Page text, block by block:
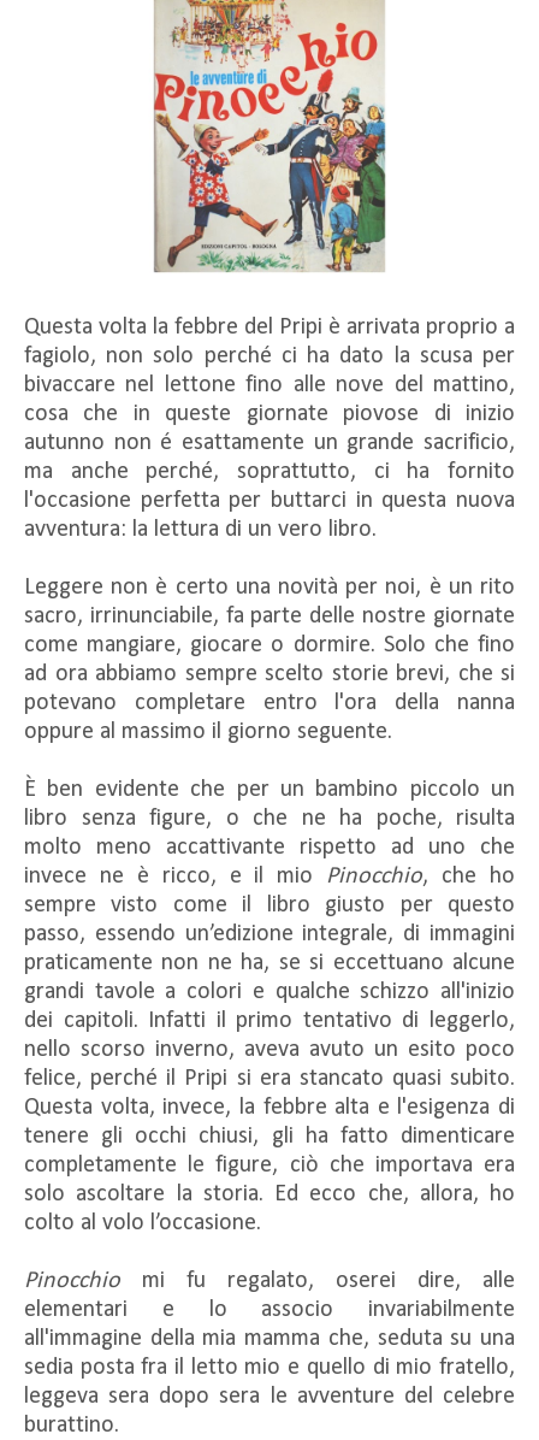
Questa volta la febbre del Pripi è arrivata proprio a
fagiolo, non solo perché ci ha dato la scusa per
bivaccare nel lettone fino alle nove del mattino,
cosa che in queste giornate piovose di inizio
autunno non é esattamente un grande sacrificio,
ma anche perché, soprattutto, ci ha fornito
l'occasione perfetta per buttarci in questa nuova
avventura: la lettura di un vero libro.
Leggere non è certo una novità per noi, è un rito
sacro, irrinunciabile, fa parte delle nostre giornate
come mangiare, giocare o dormire. Solo che fino
ad ora abbiamo sempre scelto storie brevi, che si
potevano completare entro l'ora della nanna
oppure al massimo il giorno seguente.
È ben evidente che per un bambino piccolo un
libro senza figure, o che ne ha poche, risulta
molto meno accattivante rispetto ad uno che
invece ne è ricco, e il mio Pinocchio, che ho
sempre visto come il libro giusto per questo
passo, essendo un’edizione integrale, di immagini
praticamente non ne ha, se si eccettuano alcune
grandi tavole a colori e qualche schizzo all'inizio
dei capitoli. Infatti il primo tentativo di leggerlo,
nello scorso inverno, aveva avuto un esito poco
felice, perché il Pripi si era stancato quasi subito.
Questa volta, invece, la febbre alta e l'esigenza di
tenere gli occhi chiusi, gli ha fatto dimenticare
completamente le figure, ciò che importava era
solo ascoltare la storia. Ed ecco che, allora, ho
colto al volo l’occasione.
Pinocchio mi fu regalato, oserei dire, alle
elementari e lo associo invariabilmente
all'immagine della mia mamma che, seduta su una
sedia posta fra il letto mio e quello di mio fratello,
leggeva sera dopo sera le avventure del celebre
burattino.